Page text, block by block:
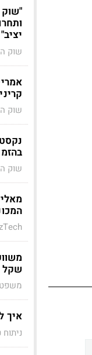
יציב"
שוק
שוק
שוק
שקל
משפט
איך
ניתוח